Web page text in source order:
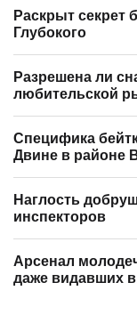
Раскрыт секрет
Глубокого
Разрешена ли
любительской
Специфика
Двине в районе
Наглость
инспекторов
Арсенал
даже видавших